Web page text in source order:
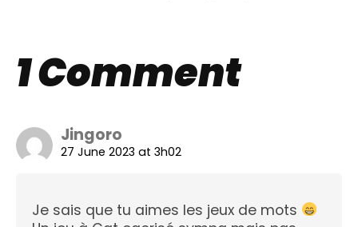
1 Comment
Jingoro
27 June 2023 at 3h02
Je sais que tu aimes les jeux de mots